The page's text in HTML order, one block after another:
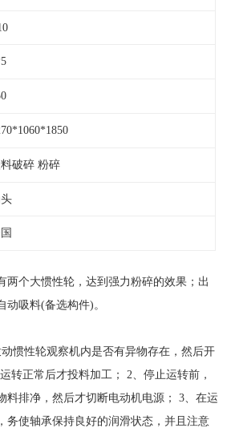
破碎 粉碎
两个大惯性轮，达到强力粉碎的效果；出
吸料(备选构件)。
惯性轮观察机内是否有异物存在，然后开
转正常后才投料加工； 2、停止运转前，
料排净，然后才切断电动机电源； 3、在运
务使轴承保持良好的润滑状态，并且注意